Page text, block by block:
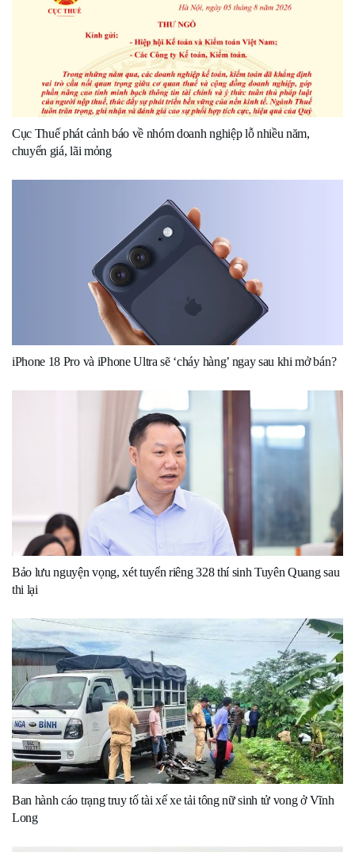
Cục Thuế phát cảnh báo về nhóm doanh nghiệp lỗ nhiều năm,
chuyển giá, lãi mỏng
iPhone 18 Pro và iPhone Ultra sẽ ‘cháy hàng’ ngay sau khi mở bán?
Bảo lưu nguyện vọng, xét tuyển riêng 328 thí sinh Tuyên Quang sau
thi lại
Ban hành cáo trạng truy tố tài xế xe tải tông nữ sinh tử vong ở Vĩnh
Long